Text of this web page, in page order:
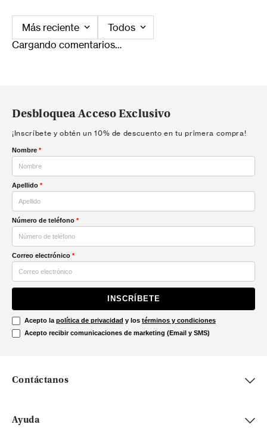
Más reciente
Todos
Cargando comentarios…
Desbloquea Acceso Exclusivo
¡Inscríbete y obtén un 10% de descuento en tu primera compra!
Nombre *
Apellido *
Número de teléfono *
Correo electrónico *
INSCRÍBETE
Acepto la política de privacidad y los términos y condiciones
Acepto recibir comunicaciones de marketing (Email y SMS)
Contáctanos
Ayuda